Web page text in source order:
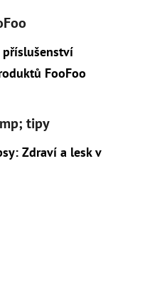
příslušenství
FooFoo
tipy
Zdraví a lesk v